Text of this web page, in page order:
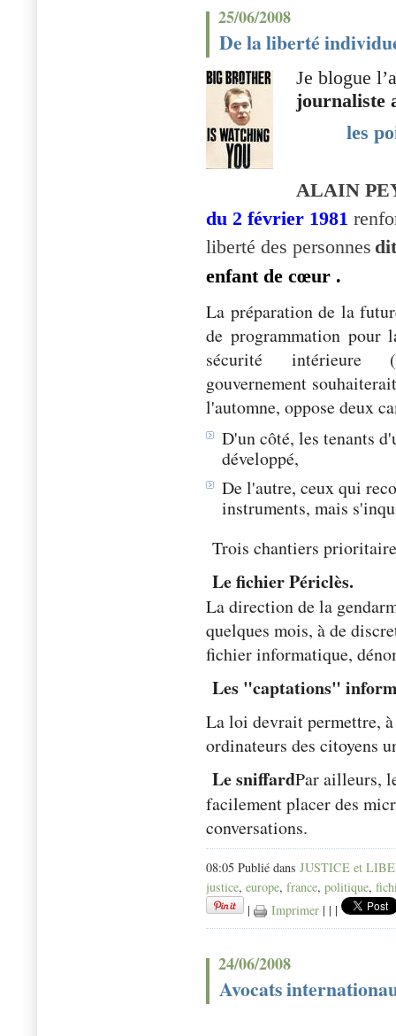
25/06/2008
De la liberté
Je blogue
journaliste
les
ALAIN
du 2 février 1981
liberté des personnes
enfant de cœur .
La préparation de la
de programmation pour
sécurité
gouvernement
l'automne, oppose deux
D'un côté, les tenants
développé,
De l'autre, ceux qui
instruments, mais
Trois chantiers
Le fichier Périclès.
La direction de la
quelques mois, à de
fichier informatique,
Les "captations"
La loi devrait permettre,
ordinateurs des citoyens
Le sniffardPar ailleurs,
facilement placer des
conversations.
08:05 Publié dans JUSTICE et
justice, europe, france, politique,
|
Imprimer | | |
24/06/2008
Avocats